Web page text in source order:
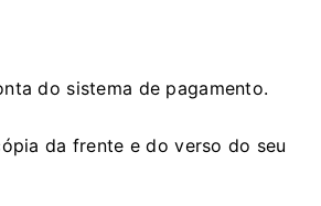
do sistema de pagamento.
da frente e do verso do seu